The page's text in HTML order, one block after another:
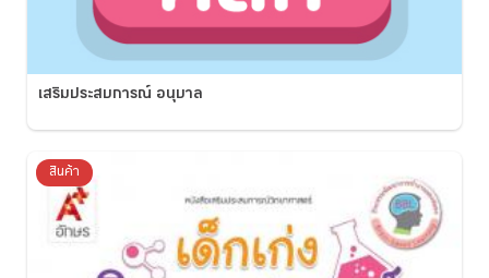
เสริมประสบการณ์ อนุบาล
สินค้า